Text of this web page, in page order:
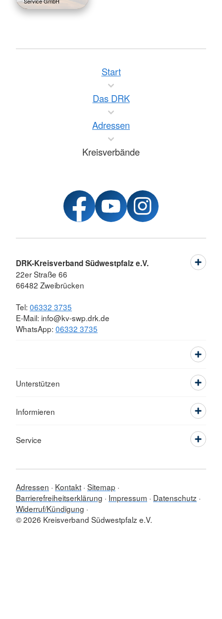
Start
Das DRK
Adressen
Kreisverbände
DRK-Kreisverband Südwestpfalz e.V.
22er Straße 66
66482 Zweibrücken
Tel: 06332 3735
E-Mail: info@kv-swp.drk.de
WhatsApp: 06332 3735
Unterstützen
Informieren
Service
Adressen Kontakt Sitemap
Barrierefreiheitserklärung
Impressum
Datenschutz
Widerruf/Kündigung
© 2026 Kreisverband Südwestpfalz e.V.